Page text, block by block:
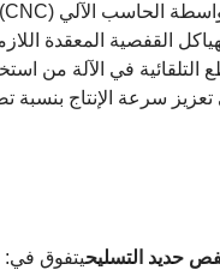
القفصية المعقدة
في الآلة من
حديد التسليحيتفوق في: